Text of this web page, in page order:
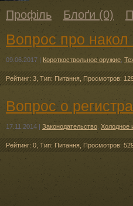
Профіль Блоґи (0)
Вопрос про
09.06.2017 | Короткоствольное оружие
Рейтинг: 3 Тип: Питання Просмотров:
Вопрос о
17.11.2014 | Законодательство Холодное
Рейтинг: 0 Тип: Питання Просмотров: